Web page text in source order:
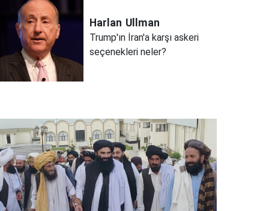
Harlan Ullman
Trump'ın İran'a karşı askeri
seçenekleri neler?